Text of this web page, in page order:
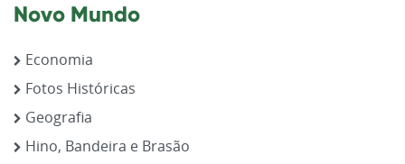
Novo Mundo
Economia
Fotos Históricas
Geografia
Hino, Bandeira e Brasão